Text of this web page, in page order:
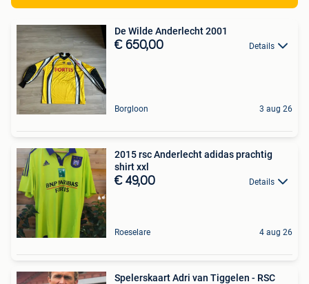
De Wilde Anderlecht 2001
€ 650,00 Details
Borgloon 3 aug 26
2015 rsc Anderlecht adidas prachtig
shirt xxl
€ 49,00 Details
Roeselare 4 aug 26
Spelerskaart Adri van Tiggelen - RSC